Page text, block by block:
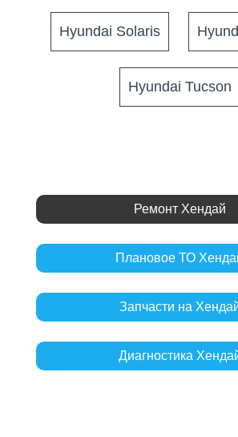
Hyundai Solaris
Hyundai Tucson
Ремонт Хендай
Плановое ТО
Запчасти на
Диагностика